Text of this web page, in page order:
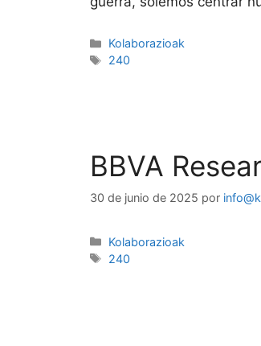
Kolaborazioak
240
BBVA
30 de junio de 2025 por
Kolaborazioak
240